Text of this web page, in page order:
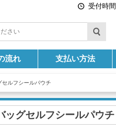
受付時
流れ 支払い方法
セルフシールパウチ
ッグセルフシールパウチ